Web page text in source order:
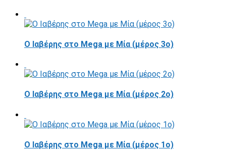
Ο Ιαβέρης στο Mega με Μία (μέρος 3ο)
Ο Ιαβέρης στο Mega με Μία (μέρος 2ο)
O Ιαβέρης στο Mega με Μία (μέρος 1ο)